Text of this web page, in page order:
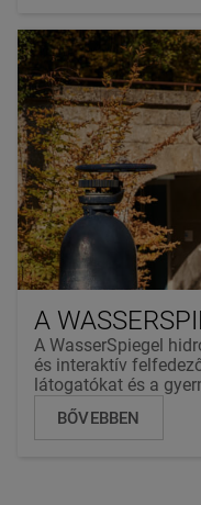
A
A WasserSpiegel
és interaktív
látogatókat és a
BŐVEBBEN